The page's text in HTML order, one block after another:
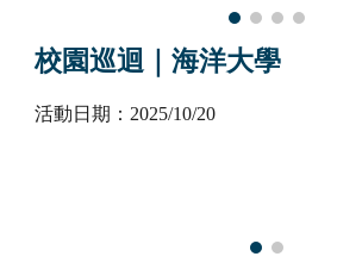
校園巡迴｜海洋大學
活動日期：2025/10/20